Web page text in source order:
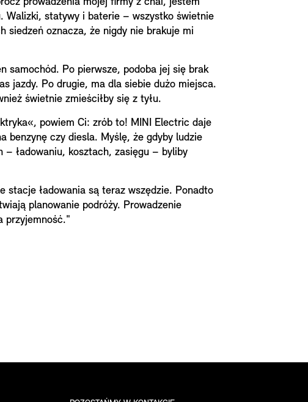
Walizki, statywy i baterie – wszystko świetnie
siedzeń oznacza, że nigdy nie brakuje mi
samochód. Po pierwsze, podoba jej się brak
jazdy. Po drugie, ma dla siebie dużo miejsca.
świetnie zmieściłby się z tyłu.
powiem Ci: zrób to! MINI Electric daje
benzynę czy diesla. Myślę, że gdyby ludzie
ładowaniu, kosztach, zasięgu – byliby
stacje ładowania są teraz wszędzie. Ponadto
planowanie podróży. Prowadzenie
przyjemność."